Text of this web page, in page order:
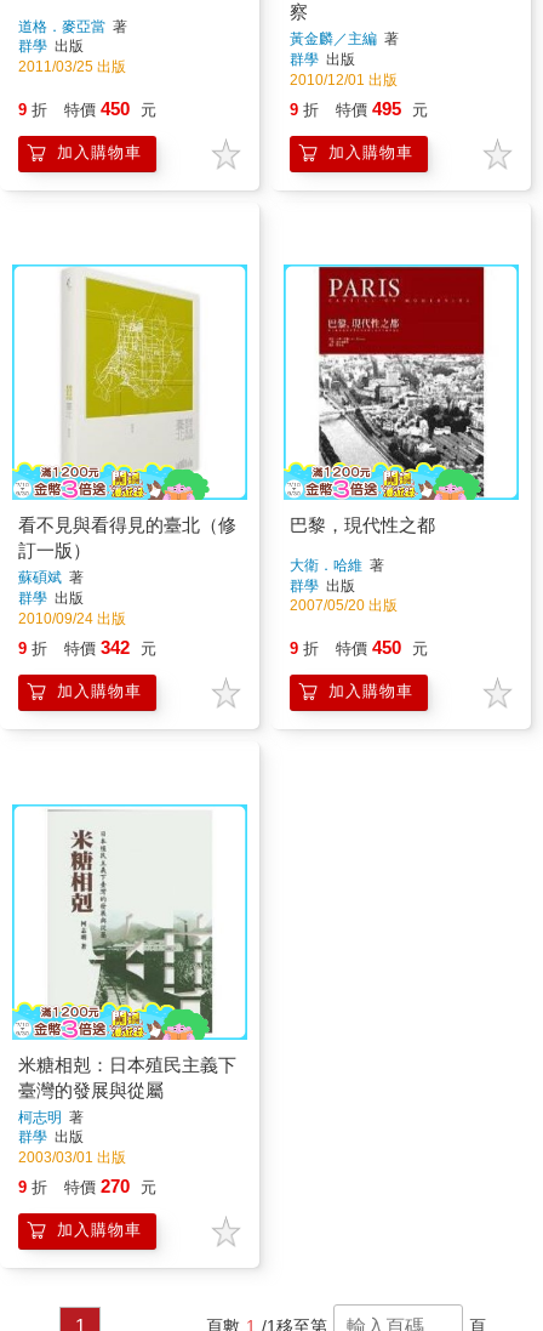
道格．麥亞當 著
群學 出版
2011/03/25 出版
9 折 特價 450 元
加入購物車
察
黃金麟／主編 著
群學 出版
2010/12/01 出版
9 折 特價 495 元
加入購物車
看不見與看得見的臺北（修
訂一版）
蘇碩斌 著
群學 出版
2010/09/24 出版
9 折 特價 342 元
加入購物車
巴黎，現代性之都
大衛．哈維 著
群學 出版
2007/05/20 出版
9 折 特價 450 元
加入購物車
米糖相剋：日本殖民主義下
臺灣的發展與從屬
柯志明 著
群學 出版
2003/03/01 出版
9 折 特價 270 元
加入購物車
1 頁數 1 /1移至第 頁